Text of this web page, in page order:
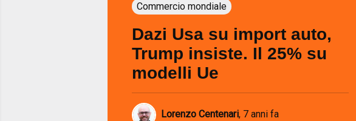
Commercio mondiale
Dazi Usa su import auto,
Trump insiste. Il 25% su
modelli Ue
Lorenzo Centenari, 7 anni fa